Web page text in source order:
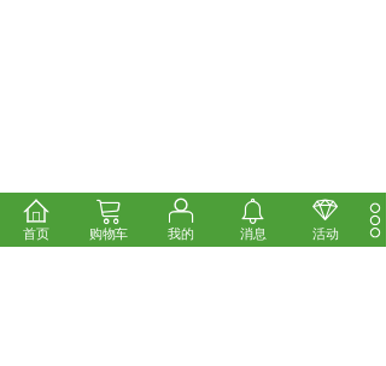
首页 购物车 我的 消息 活动